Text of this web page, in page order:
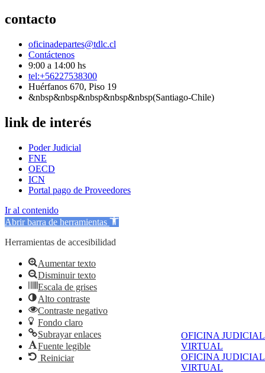
OFICINA JUDICIAL
VIRTUAL
OFICINA JUDICIAL
VIRTUAL
contacto
oficinadepartes@tdlc.cl
Contáctenos
9:00 a 14:00 hs
tel:+56227538300
Huérfanos 670, Piso 19
&nbsp&nbsp&nbsp&nbsp&nbsp(Santiago-Chile)
link de interés
Poder Judicial
FNE
OECD
ICN
Portal pago de Proveedores
Ir al contenido
Abrir barra de herramientas
Herramientas de accesibilidad
Aumentar texto
Disminuir texto
Escala de grises
Alto contraste
Contraste negativo
Fondo claro
Subrayar enlaces
Fuente legible
Reiniciar